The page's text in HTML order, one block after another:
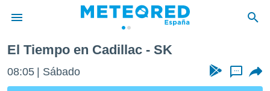
de
El Tiempo en Cadillac - SK
08:05 Sábado ...